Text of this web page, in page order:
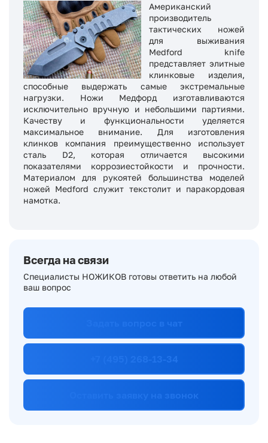
Американский
производитель
тактических ножей
для выживания
Medford knife
представляет элитные
клинковые изделия,
способные выдержать самые экстремальные
нагрузки. Ножи Медфорд изготавливаются
исключительно вручную и небольшими партиями.
Качеству и функциональности уделяется
максимальное внимание. Для изготовления
клинков компания преимущественно использует
сталь D2, которая отличается высокими
показателями коррозиестойкости и прочности.
Материалом для рукоятей большинства моделей
ножей Medford служит текстолит и паракордовая
намотка.
Всегда на связи
Специалисты НОЖИКОВ готовы ответить на любой
ваш вопрос